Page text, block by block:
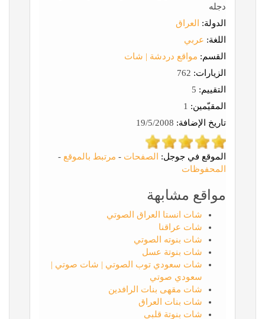
دجله
الدولة:
العراق
اللغة: عربي
القسم: مواقع دردشة | شات
الزيارات:
التقييم:
المقيّمين:
تاريخ الإضافة:
الموقع في جوجل: الصفحات - مرتبط بالموقع -
المحفوظات
مواقع مشابهة
شات انستا العراق الصوتي
شات عراقنا
شات بنوته الصوتي
شات بنوتة عسل
شات سعودي توب الصوتي | شات صوتي |
سعودي صوتي
شات مقهى بنات الرافدين
شات بنات العراق
شات بنوتة قلبي